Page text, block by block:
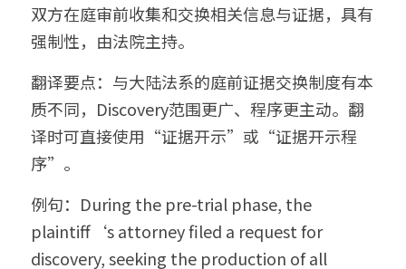
双方在庭审前收集和交换相关信息与证据，具有
强制性，由法院主持。
翻译要点：与大陆法系的庭前证据交换制度有本
质不同，Discovery范围更广、程序更主动。翻
译时可直接使用“证据开示”或“证据开示程
序”。
例句：During the pre-trial phase, the
plaintiff‘s attorney filed a request for
discovery, seeking the production of all